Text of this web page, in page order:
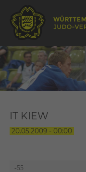
IT KIEW
20.05.2009 - 00:00
-55